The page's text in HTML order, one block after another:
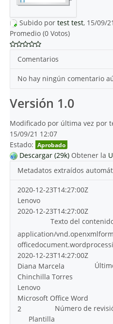
Subido por test test, 15/09/
Promedio (0 Votos)
Comentarios
No hay ningún comentario
Versión 1.0
Modificado por última vez por
15/09/21 12:07
Estado: Aprobado
Descargar (29k) Obtener la
Metadatos extraídos
2020-12-23T14:27:00Z
Lenovo
2020-12-23T14:27:00Z
Texto del
application/
2020-12-23T14:27:00Z
Diana Marcela
Chinchilla Torres
Lenovo
Microsoft Office Word
Número de
2
Plantilla